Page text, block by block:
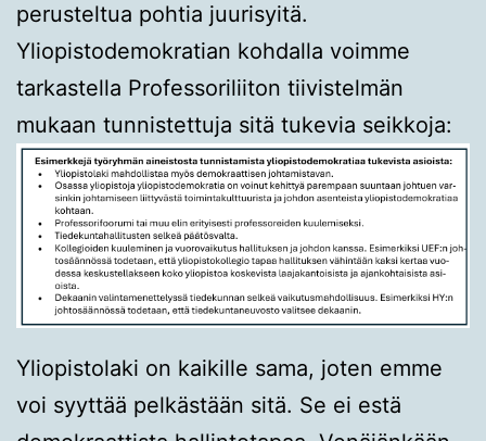
perusteltua pohtia juurisyitä.
Yliopistodemokratian kohdalla voimme
tarkastella Professoriliiton tiivistelmän
mukaan tunnistettuja sitä tukevia seikkoja:
Yliopistolaki on kaikille sama, joten emme
voi syyttää pelkästään sitä. Se ei estä